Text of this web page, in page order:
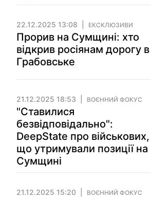
22.12.2025 13:08 ЕКСКЛЮЗИВИ
Прорив на Сумщині: хто
відкрив росіянам дорогу в
Грабовське
21.12.2025 18:53 ВОЄННИЙ ФОКУС
"Ставилися
безвідповідально":
DeepState про військових,
що утримували позиції на
Сумщині
21.12.2025 15:20 ВОЄННИЙ ФОКУС